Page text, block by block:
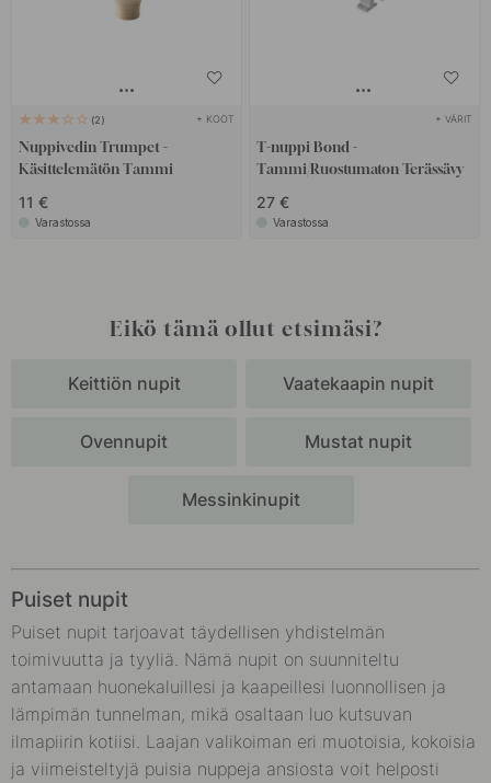
2 + KOOT
Nuppivedin Trumpet -
Käsittelemätön Tammi
11 €
Varastossa
+ VÄRIT
T-nuppi Bond -
Tammi/Ruostumaton Terässävy
27 €
Varastossa
Eikö tämä ollut etsimäsi?
Keittiön nupit Vaatekaapin nupit
Ovennupit Mustat nupit
Messinkinupit
Puiset nupit
Puiset nupit tarjoavat täydellisen yhdistelmän
toimivuutta ja tyyliä. Nämä nupit on suunniteltu
antamaan huonekaluillesi ja kaapeillesi luonnollisen ja
lämpimän tunnelman, mikä osaltaan luo kutsuvan
ilmapiirin kotiisi. Laajan valikoiman eri muotoisia, kokoisia
ja viimeisteltyjä puisia nuppeja ansiosta voit helposti